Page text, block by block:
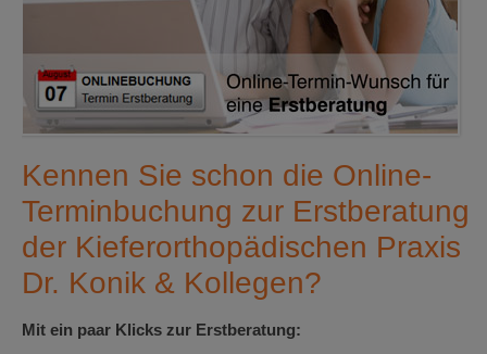
Kennen Sie schon die Online-
Terminbuchung zur Erstberatung
der Kieferorthopädischen Praxis
Dr. Konik & Kollegen?
Mit ein paar Klicks zur Erstberatung: